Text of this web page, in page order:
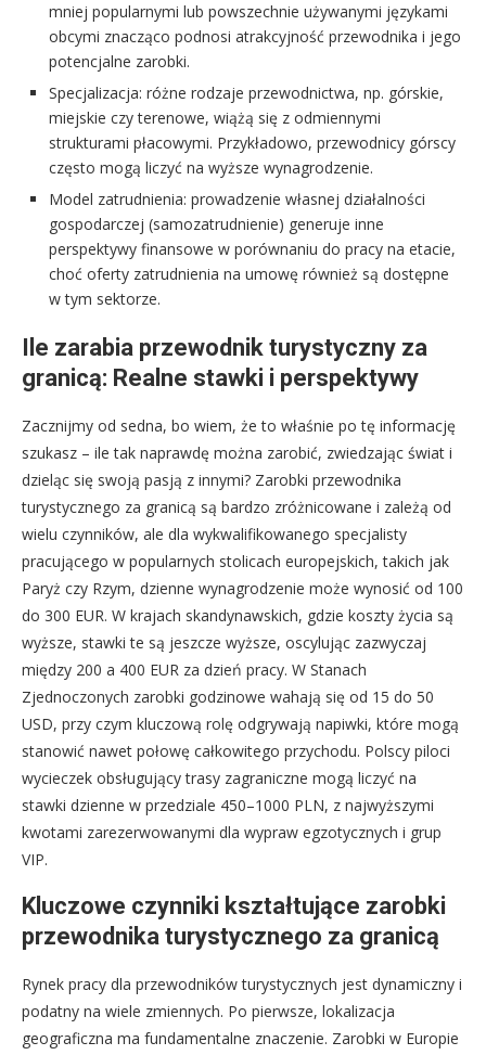
mniej popularnymi lub powszechnie używanymi językami
obcymi znacząco podnosi atrakcyjność przewodnika i jego
potencjalne zarobki.
Specjalizacja: różne rodzaje przewodnictwa, np. górskie,
miejskie czy terenowe, wiążą się z odmiennymi
strukturami płacowymi. Przykładowo, przewodnicy górscy
często mogą liczyć na wyższe wynagrodzenie.
Model zatrudnienia: prowadzenie własnej działalności
gospodarczej (samozatrudnienie) generuje inne
perspektywy finansowe w porównaniu do pracy na etacie,
choć oferty zatrudnienia na umowę również są dostępne
w tym sektorze.
Ile zarabia przewodnik turystyczny za
granicą: Realne stawki i perspektywy
Zacznijmy od sedna, bo wiem, że to właśnie po tę informację
szukasz – ile tak naprawdę można zarobić, zwiedzając świat i
dzieląc się swoją pasją z innymi? Zarobki przewodnika
turystycznego za granicą są bardzo zróżnicowane i zależą od
wielu czynników, ale dla wykwalifikowanego specjalisty
pracującego w popularnych stolicach europejskich, takich jak
Paryż czy Rzym, dzienne wynagrodzenie może wynosić od 100
do 300 EUR. W krajach skandynawskich, gdzie koszty życia są
wyższe, stawki te są jeszcze wyższe, oscylując zazwyczaj
między 200 a 400 EUR za dzień pracy. W Stanach
Zjednoczonych zarobki godzinowe wahają się od 15 do 50
USD, przy czym kluczową rolę odgrywają napiwki, które mogą
stanowić nawet połowę całkowitego przychodu. Polscy piloci
wycieczek obsługujący trasy zagraniczne mogą liczyć na
stawki dzienne w przedziale 450–1000 PLN, z najwyższymi
kwotami zarezerwowanymi dla wypraw egzotycznych i grup
VIP.
Kluczowe czynniki kształtujące zarobki
przewodnika turystycznego za granicą
Rynek pracy dla przewodników turystycznych jest dynamiczny i
podatny na wiele zmiennych. Po pierwsze, lokalizacja
geograficzna ma fundamentalne znaczenie. Zarobki w Europie